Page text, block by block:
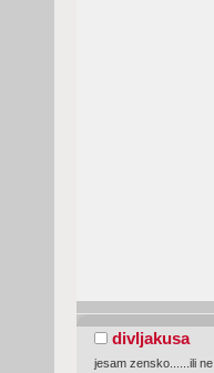
divljakusa
jesam zensko......ili ne